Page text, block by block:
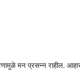
मन प्रसन्न राहील.